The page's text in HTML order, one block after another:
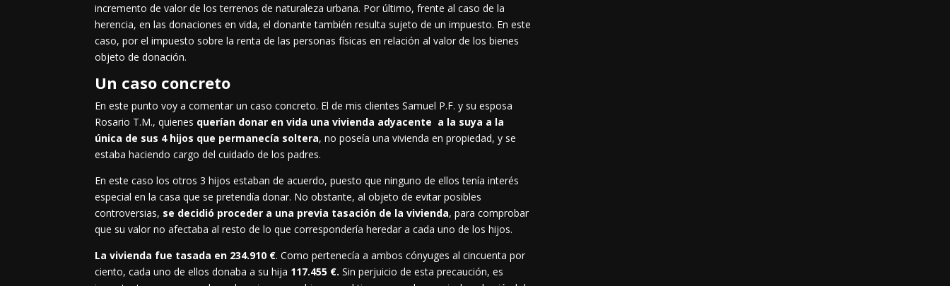
incremento de valor de los terrenos de naturaleza urbana. Por último, frente al caso de la
herencia, en las donaciones en vida, el donante también resulta sujeto de un impuesto. En este
caso, por el impuesto sobre la renta de las personas físicas en relación al valor de los bienes
objeto de donación.
Un caso concreto
En este punto voy a comentar un caso concreto. El de mis clientes Samuel P.F. y su esposa
Rosario T.M., quienes querían donar en vida una vivienda adyacente a la suya a la
única de sus 4 hijos que permanecía soltera, no poseía una vivienda en propiedad, y se
estaba haciendo cargo del cuidado de los padres.
En este caso los otros 3 hijos estaban de acuerdo, puesto que ninguno de ellos tenía interés
especial en la casa que se pretendía donar. No obstante, al objeto de evitar posibles
controversias, se decidió proceder a una previa tasación de la vivienda, para comprobar
que su valor no afectaba al resto de lo que correspondería heredar a cada uno de los hijos.
La vivienda fue tasada en 234.910 €. Como pertenecía a ambos cónyuges al cincuenta por
ciento, cada uno de ellos donaba a su hija 117.455 €.Sin perjuicio de esta precaución, es